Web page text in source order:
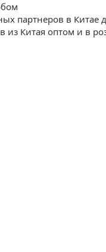
партнеров в Китае
из Китая оптом и в